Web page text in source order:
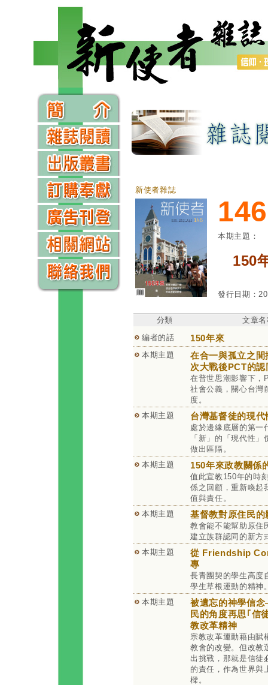
新使者雜誌
146
本期主題：
150
發行日期：
分類
文章
編者的話
150年來
本期主題
在合一與孤立之
次大戰後PCT的認
在普世思潮影響下，
社會公義，關心台灣
度。
本期主題
台灣基督徒的現代
處於邊緣底層的第一
「新」的「現代性
做出區隔。
本期主題
150年來政教關係
值此宣教150年的時
係之回顧，重新喚起
值與責任。
本期主題
基督教對原住民的
教會能不能幫助原住
建立族群認同的新方
本期主題
從 Friendship
專
長青團契的學生高度
學生草根運動的精神
本期主題
被遺忘的神學信
民的角度再思｢信
教改革精神
宗教改革運動藉由賦
教會的改變。但改教
出挑戰，那就是信徒
的責任，作為世界與
樑。